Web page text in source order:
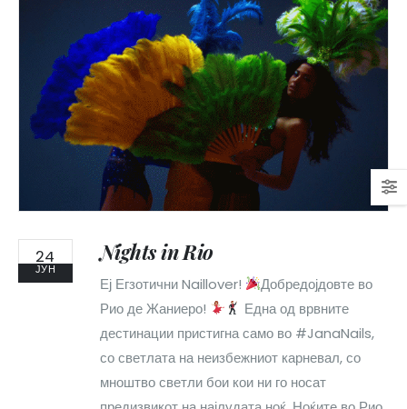
24
ЈУН
Nights in Rio
Еј Егзотични Naillover!
Добредојдовте во
Рио де Жаниеро!
Една од врвните
дестинации пристигна само во #JanaNails,
со светлата на неизбежниот карневал, со
мноштво светли бои кои ни го носат